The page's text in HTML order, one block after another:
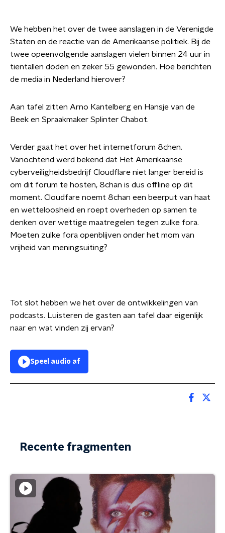
We hebben het over de twee aanslagen in de Verenigde
Staten en de reactie van de Amerikaanse politiek. Bij de
twee opeenvolgende aanslagen vielen binnen 24 uur in
tientallen doden en zeker 55 gewonden. Hoe berichten
de media in Nederland hierover?
Aan tafel zitten Arno Kantelberg en Hansje van de
Beek en Spraakmaker Splinter Chabot.
Verder gaat het over het internetforum 8chen.
Vanochtend werd bekend dat Het Amerikaanse
cyberveiligheidsbedrijf Cloudflare niet langer bereid is
om dit forum te hosten, 8chan is dus offline op dit
moment. Cloudfare noemt 8chan een beerput van haat
en wetteloosheid en roept overheden op samen te
denken over wettige maatregelen tegen zulke fora.
Moeten zulke fora openblijven onder het mom van
vrijheid van meningsuiting?
Tot slot hebben we het over de ontwikkelingen van
podcasts. Luisteren de gasten aan tafel daar eigenlijk
naar en wat vinden zij ervan?
Speel audio af
Recente fragmenten